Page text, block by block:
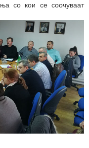
со кои се соочуваат